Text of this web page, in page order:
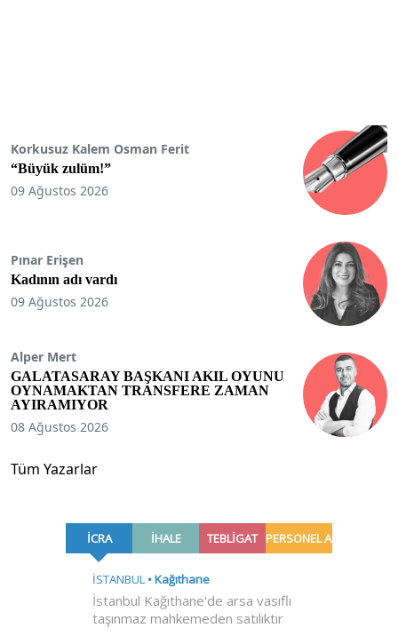
Korkusuz Kalem Osman Ferit
“Büyük zulüm!”
09 Ağustos 2026
Pınar Erişen
Kadının adı vardı
09 Ağustos 2026
Alper Mert
GALATASARAY BAŞKANI AKIL OYUNU
OYNAMAKTAN TRANSFERE ZAMAN
AYIRAMIYOR
08 Ağustos 2026
Tüm Yazarlar